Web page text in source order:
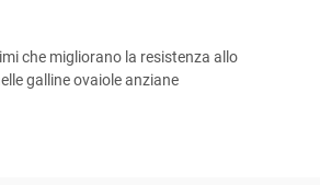
che migliorano la resistenza allo
galline ovaiole anziane